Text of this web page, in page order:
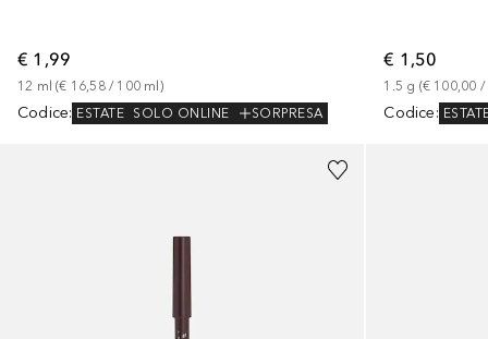
€ 1,99
12 ml (€ 16,58 / 100 ml )
Codice: ESTATE SOLO ONLINE SORPRESA
€ 1,50
1.5 g (€ 100,00 /
Codice:
+5